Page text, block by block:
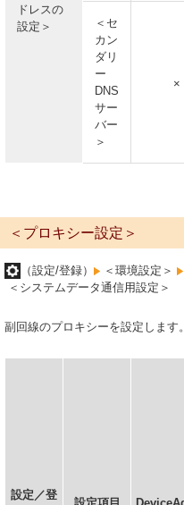
ドレスの
設定＞
＜セ
カン
ダリ
ー
DNS
サー
バー
＞
×
＜プロキシー設定＞
（設定/登録） ＜環境設定＞
＜システムデータ通信用設定＞
副回線のプロキシーを設定します。
設定／登